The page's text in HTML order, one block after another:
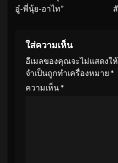
อู๋-พี่นุ้ย-อาไท”
ใส่ความเห็น
อีเมลของคุณจะไม่แสดงใ
จำเป็นถูกทำเครื่องหมาย *
ความเห็น*